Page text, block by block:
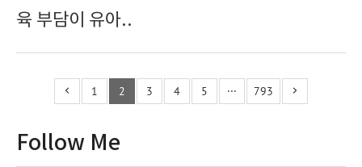
육 부담이 유아..
1 2 3 4 5 ··· 793
Follow Me